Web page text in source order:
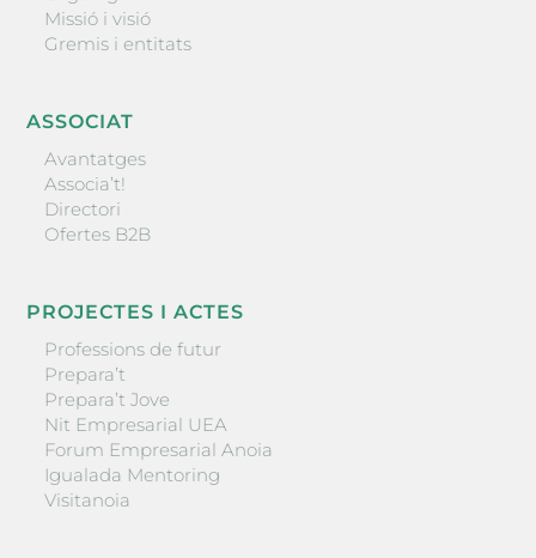
Missió i visió
Gremis i entitats
ASSOCIAT
Avantatges
Associa’t!
Directori
Ofertes B2B
PROJECTES I ACTES
Professions de futur
Prepara’t
Prepara’t Jove
Nit Empresarial UEA
Forum Empresarial Anoia
Igualada Mentoring
Visitanoia